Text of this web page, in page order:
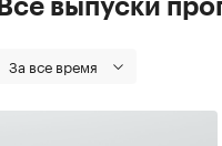
Все выпуски
За все время